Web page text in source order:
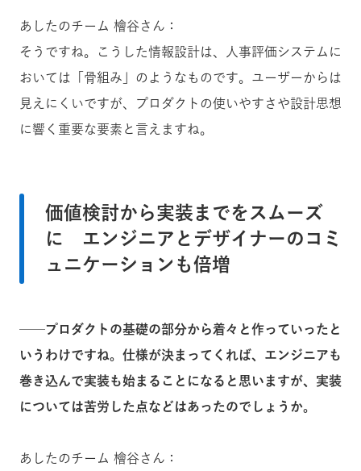
あしたのチーム 檜谷さん：
そうですね。こうした情報設計は、人事評価システムに
おいては「骨組み」のようなものです。ユーザーからは
見えにくいですが、プロダクトの使いやすさや設計思想
に響く重要な要素と言えますね。
価値検討から実装までをスムーズ
に エンジニアとデザイナーのコミ
ュニケーションも倍増
──プロダクトの基礎の部分から着々と作っていったと
いうわけですね。仕様が決まってくれば、エンジニアも
巻き込んで実装も始まることになると思いますが、実装
については苦労した点などはあったのでしょうか。
あしたのチーム 檜谷さん：